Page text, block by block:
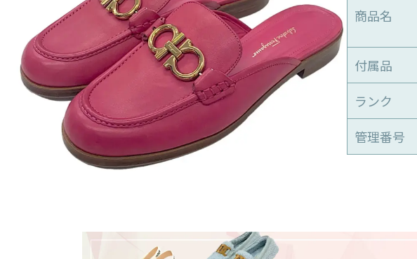
商品名
付属品
ランク
管理番号